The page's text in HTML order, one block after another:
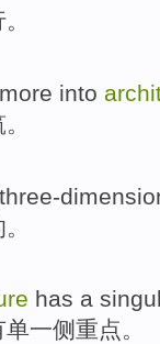
。
into
。
has a
单一侧重点。